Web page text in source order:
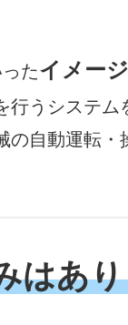
たイメー
うシステム
自動運転・
はあ